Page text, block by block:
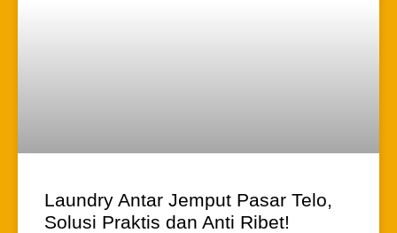
Laundry Antar Jemput Pasar Telo,
Solusi Praktis dan Anti Ribet!